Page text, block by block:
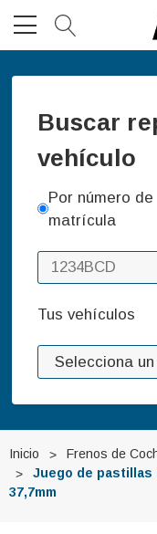
Buscar
vehículo
Por número de
matrícula
Tus vehículos
Inicio Frenos de
Juego de pastillas
37,7mm